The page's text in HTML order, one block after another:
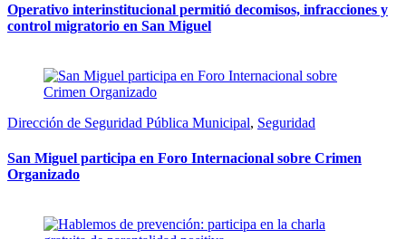
Operativo interinstitucional permitió decomisos, infracciones y
control migratorio en San Miguel
Dirección de Seguridad Pública Municipal, Seguridad
San Miguel participa en Foro Internacional sobre Crimen
Organizado